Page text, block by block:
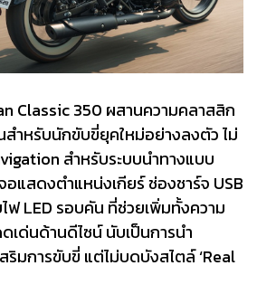
Classic 350 ผสานความคลาสสิก
สำหรับนักขับขี่ยุคใหม่อย่างลงตัว ไม่
สำหรับระบบนำทางแบบ
แสดงตำแหน่งเกียร์ ช่องชาร์จ USB
ฟ LED รอบคัน ที่ช่วยเพิ่มทั้งความ
เด่นด้านดีไซน์ นับเป็นการนำ
ริมการขับขี่ แต่ไม่บดบังสไตล์ ‘Real